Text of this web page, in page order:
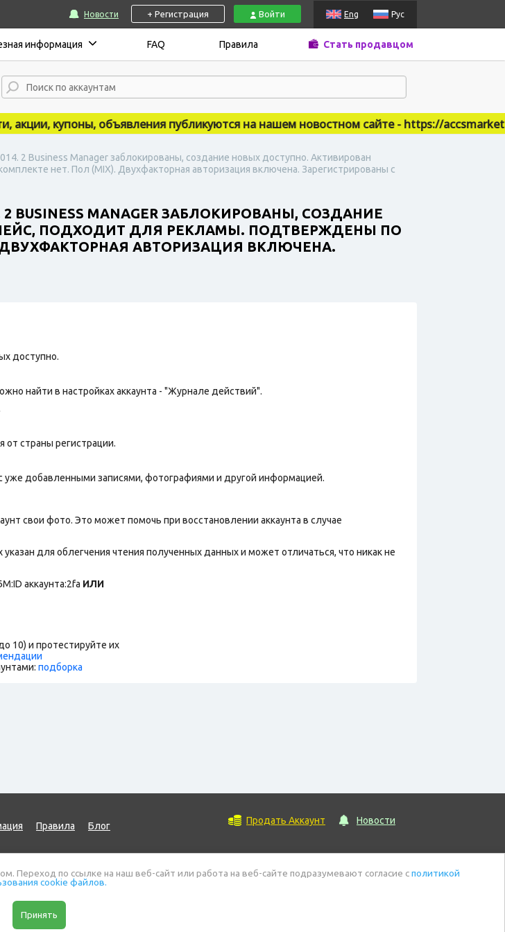
Новости + Регистрация Войти Eng Рус
информация FAQ Правила Стать продавцом
купоны, объявления публикуются на нашем новостном сайте - https://
2 Business Manager заблокированы, создание новых доступно. Активирован
нет. Пол (MIX). Двухфакторная авторизация включена. Зарегистрированы с
BUSINESS MANAGER ЗАБЛОКИРОВАНЫ, СОЗДАНИЕ
ПОДХОДИТ ДЛЯ РЕКЛАМЫ. ПОДТВЕРЖДЕНЫ ПО
АВТОРИЗАЦИЯ ВКЛЮЧЕНА.
доступно.
найти в настройках аккаунта - "Журнале действий".
страны регистрации.
уже добавленными записями, фотографиями и другой информацией.
свои фото. Это может помочь при восстановлении аккаунта в случае
для облегчения чтения полученных данных и может отличаться, что никак не
аккаунта:2fa ИЛИ
10) и протестируйте их
подборка
Правила Блог Продать Аккаунт Новости
Публичная оферта
Переход по ссылке на наш веб-сайт или работа на веб-сайте подразумевают согласие сполитикой
cookie файлов.
Принять